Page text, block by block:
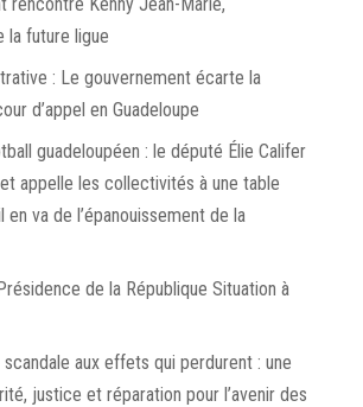
la future ligue
: Le gouvernement écarte la
d’appel en Guadeloupe
guadeloupéen : le député Élie Califer
appelle les collectivités à une table
en va de l’épanouissement de la
de la République Situation à
aux effets qui perdurent : une
justice et réparation pour l’avenir des